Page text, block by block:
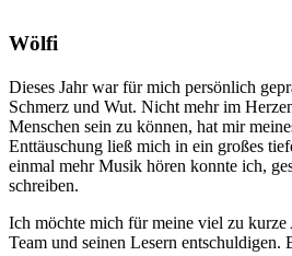
Wölfi
Dieses Jahr war für mich persönlich
Schmerz und Wut. Nicht mehr im
Menschen sein zu können, hat mir
Enttäuschung ließ mich in ein großes
einmal mehr Musik hören konnte ich,
schreiben.
Ich möchte mich für meine viel zu
Team und seinen Lesern entschuldigen.